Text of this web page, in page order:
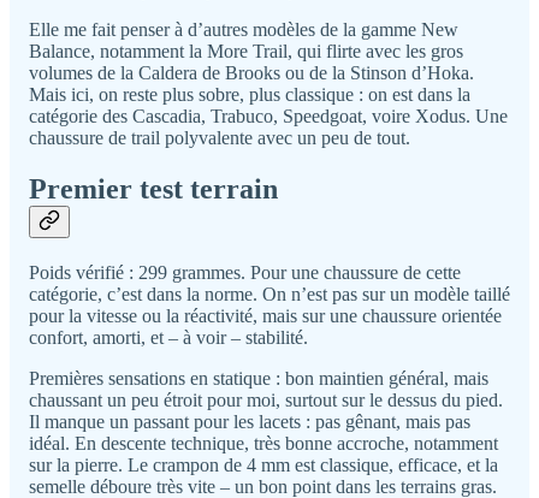
Elle me fait penser à d’autres modèles de la gamme New
Balance, notamment la More Trail, qui flirte avec les gros
volumes de la Caldera de Brooks ou de la Stinson d’Hoka.
Mais ici, on reste plus sobre, plus classique : on est dans la
catégorie des Cascadia, Trabuco, Speedgoat, voire Xodus. Une
chaussure de trail polyvalente avec un peu de tout.
Premier test terrain
Poids vérifié : 299 grammes. Pour une chaussure de cette
catégorie, c’est dans la norme. On n’est pas sur un modèle taillé
pour la vitesse ou la réactivité, mais sur une chaussure orientée
confort, amorti, et – à voir – stabilité.
Premières sensations en statique : bon maintien général, mais
chaussant un peu étroit pour moi, surtout sur le dessus du pied.
Il manque un passant pour les lacets : pas gênant, mais pas
idéal. En descente technique, très bonne accroche, notamment
sur la pierre. Le crampon de 4 mm est classique, efficace, et la
semelle déboure très vite – un bon point dans les terrains gras.